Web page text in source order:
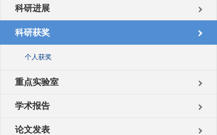
科研进展
科研获奖
个人获奖
重点实验室
学术报告
论文发表